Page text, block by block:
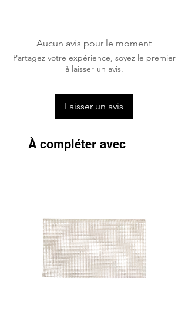
réutiliser sur la recharge.
Système écologique et économique !
Aucun avis pour le moment
Partagez votre expérience, soyez le premier
à laisser un avis.
Laisser un avis
À compléter avec